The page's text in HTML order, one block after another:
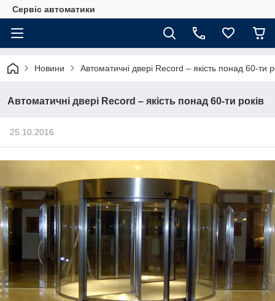
Сервіс автоматики
Новини Автоматичні двері Record – якість понад 60-ти
Автоматичні двері Record – якість понад 60-ти років
25.10.2016